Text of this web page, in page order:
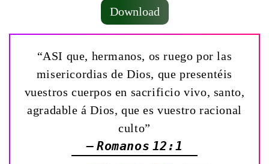
Download
“ASI que, hermanos, os ruego por las
misericordias de Dios, que presentéis
vuestros cuerpos en sacrificio vivo, santo,
agradable á Dios, que es vuestro racional
culto”
— Romanos 12:1